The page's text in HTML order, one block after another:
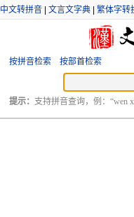
中文转拼音 文言文字典 繁体字转
按拼音检索 按部首检索
提示： 支持拼音查询，例：“wen